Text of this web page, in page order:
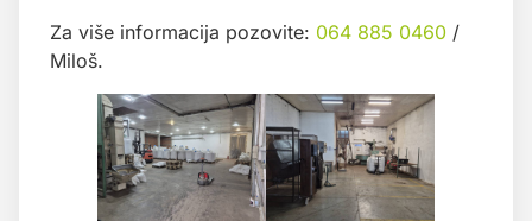
Za više informacija pozovite: 064 885 0460 /
Miloš.